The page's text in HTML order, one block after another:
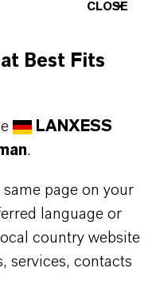
CLOSE
Best Fits
LANXESS
.
page on your
language or
country website
services, contacts